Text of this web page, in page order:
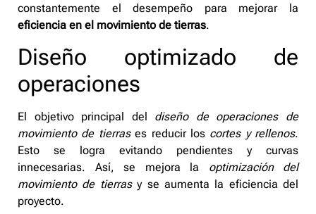
constantemente el desempeño para mejorar la
eficiencia en el movimiento de tierras.
Diseño optimizado de
operaciones
El objetivo principal del diseño de operaciones de
movimiento de tierrases reducir los cortes y rellenos.
Esto se logra evitando pendientes y curvas
innecesarias. Así, se mejora la optimización del
movimiento de tierrasy se aumenta la eficiencia del
proyecto.